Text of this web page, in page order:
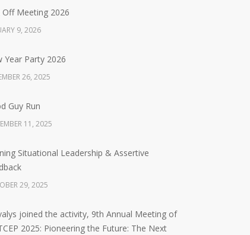
Off Meeting 2026
9, 2026
Year Party 2026
26, 2025
Guy Run
11, 2025
Situational Leadership & Assertive
29, 2025
joined the activity, 9th Annual Meeting of
2025: Pioneering the Future: The Next